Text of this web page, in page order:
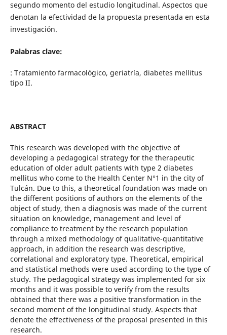
segundo momento del estudio longitudinal. Aspectos que
denotan la efectividad de la propuesta presentada en esta
investigación.
Palabras clave:
: Tratamiento farmacológico, geriatría, diabetes mellitus
tipo II.
ABSTRACT
This research was developed with the objective of
developing a pedagogical strategy for the therapeutic
education of older adult patients with type 2 diabetes
mellitus who come to the Health Center N°1 in the city of
Tulcán. Due to this, a theoretical foundation was made on
the different positions of authors on the elements of the
object of study, then a diagnosis was made of the current
situation on knowledge, management and level of
compliance to treatment by the research population
through a mixed methodology of qualitative-quantitative
approach, in addition the research was descriptive,
correlational and exploratory type. Theoretical, empirical
and statistical methods were used according to the type of
study. The pedagogical strategy was implemented for six
months and it was possible to verify from the results
obtained that there was a positive transformation in the
second moment of the longitudinal study. Aspects that
denote the effectiveness of the proposal presented in this
research.